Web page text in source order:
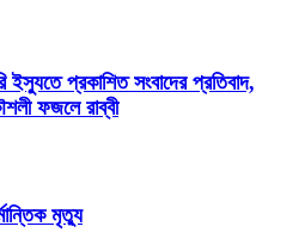
ইস্যুতে প্রকাশিত সংবাদের প্রতিবাদ,
ফজলে রাব্বী
মৃত্যু